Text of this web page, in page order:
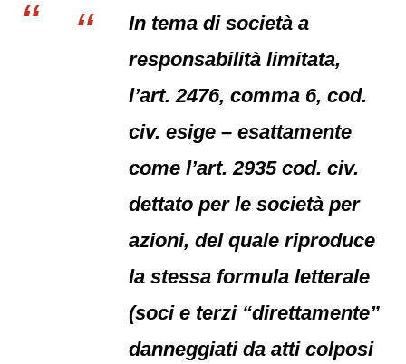
In tema di società a
responsabilità limitata,
l’art. 2476, comma 6, cod.
civ. esige – esattamente
come l’art. 2935 cod. civ.
dettato per le società per
azioni, del quale riproduce
la stessa formula letterale
(soci e terzi “direttamente”
danneggiati da atti colposi